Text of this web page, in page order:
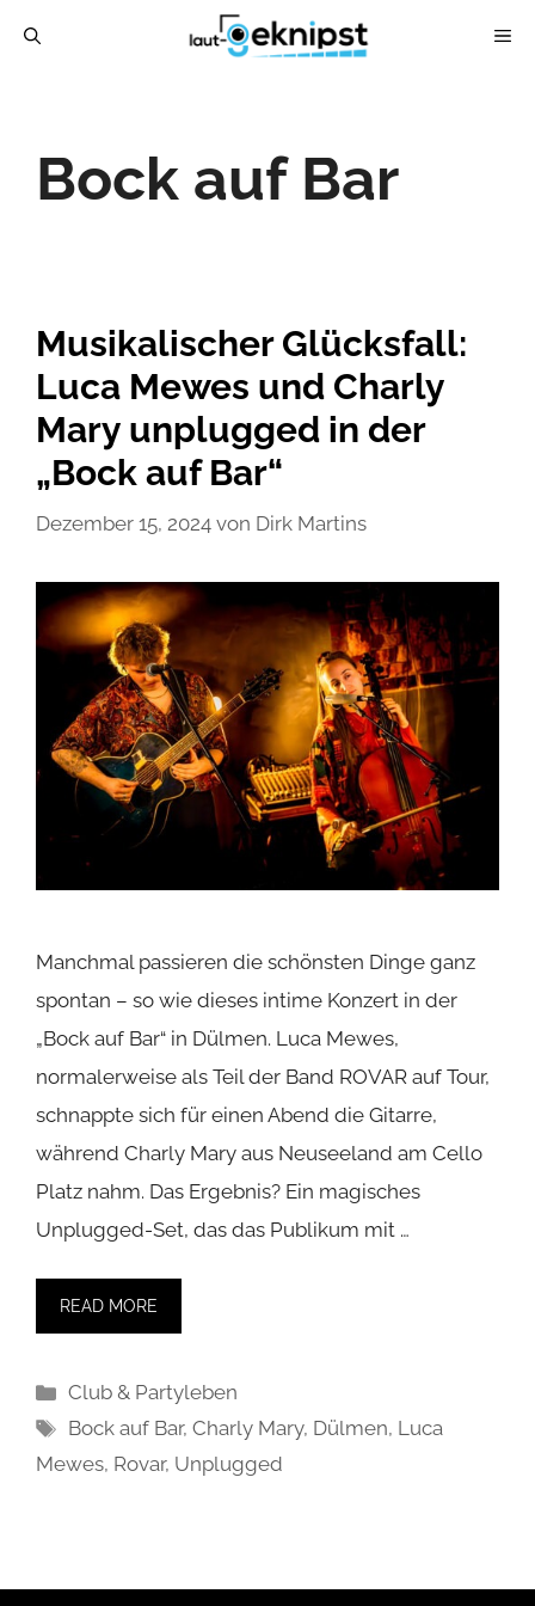
Bock auf Bar
Musikalischer Glücksfall:
Luca Mewes und Charly
Mary unplugged in der
„Bock auf Bar“
Dezember 15, 2024 von Dirk Martins
Manchmal passieren die schönsten Dinge ganz
spontan – so wie dieses intime Konzert in der
„Bock auf Bar“ in Dülmen. Luca Mewes,
normalerweise als Teil der Band ROVAR auf Tour,
schnappte sich für einen Abend die Gitarre,
während Charly Mary aus Neuseeland am Cello
Platz nahm. Das Ergebnis? Ein magisches
Unplugged-Set, das das Publikum mit …
READ MORE
Kategorien
Club & Partyleben
Schlagwörter
Bock auf Bar,Charly Mary, Dülmen, Luca
Mewes, Rovar, Unplugged